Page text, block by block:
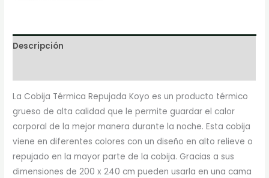
Descripción
La Cobija Térmica Repujada Koyo es un producto térmico
grueso de alta calidad que le permite guardar el calor
corporal de la mejor manera durante la noche. Esta cobija
viene en diferentes colores con un diseño en alto relieve o
repujado en la mayor parte de la cobija. Gracias a sus
dimensiones de 200 x 240 cm pueden usarla en una cama